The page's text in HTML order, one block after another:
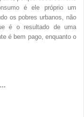
é ele próprio um
os pobres urbanos, não
é o resultado de uma
é bem pago, enquanto o